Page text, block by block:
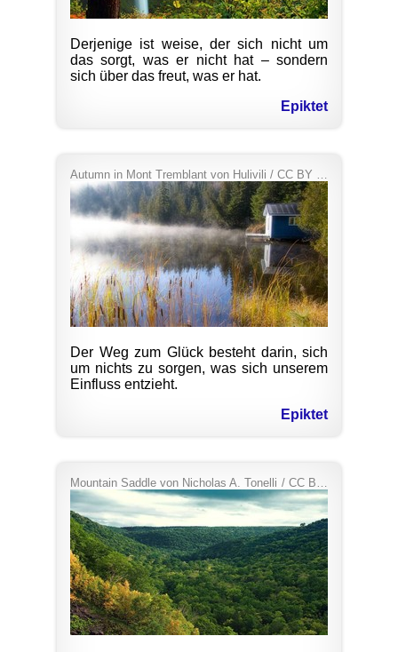
Derjenige ist weise, der sich nicht um
das sorgt, was er nicht hat – sondern
sich über das freut, was er hat.
Epiktet
Autumn in Mont Tremblant von Hulivili / CC BY 2.0
Der Weg zum Glück besteht darin, sich
um nichts zu sorgen, was sich unserem
Einfluss entzieht.
Epiktet
Mountain Saddle von Nicholas A. Tonelli / CC BY 2.0